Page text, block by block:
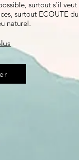
surtout s'il veut
surtout ECOUTE du
naturel.